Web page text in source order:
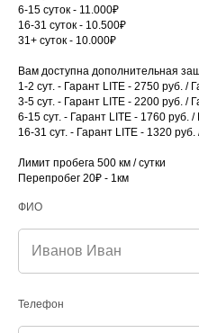
6-15 суток - 11.000₽
16-31 суток - 10.500₽
31+ суток - 10.000₽
Вам доступна дополнительная
1-2 сут. - Гарант LITE - 2750 руб. /
3-5 сут. - Гарант LITE - 2200 руб. /
6-15 сут. - Гарант LITE - 1760 руб. /
16-31 сут. - Гарант LITE - 1320
Лимит пробега 500 км / сутки
Перепробег 20₽ - 1км
ФИО
Телефон